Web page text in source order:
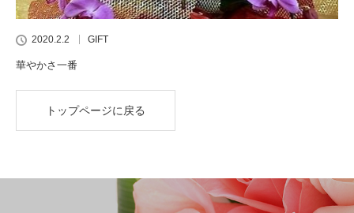
2020.2.2 GIFT
華やかさ一番
トップページに戻る